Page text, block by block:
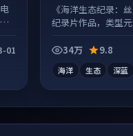
01
《海洋生态纪录：
纪录片作品，类型
34万
9.8
海洋 生态 深蓝